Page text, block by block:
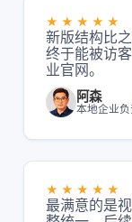
★★★★★
新版结构比
终于能被访
业官网。
阿森
本地企业负
★★★★★
最满意的是